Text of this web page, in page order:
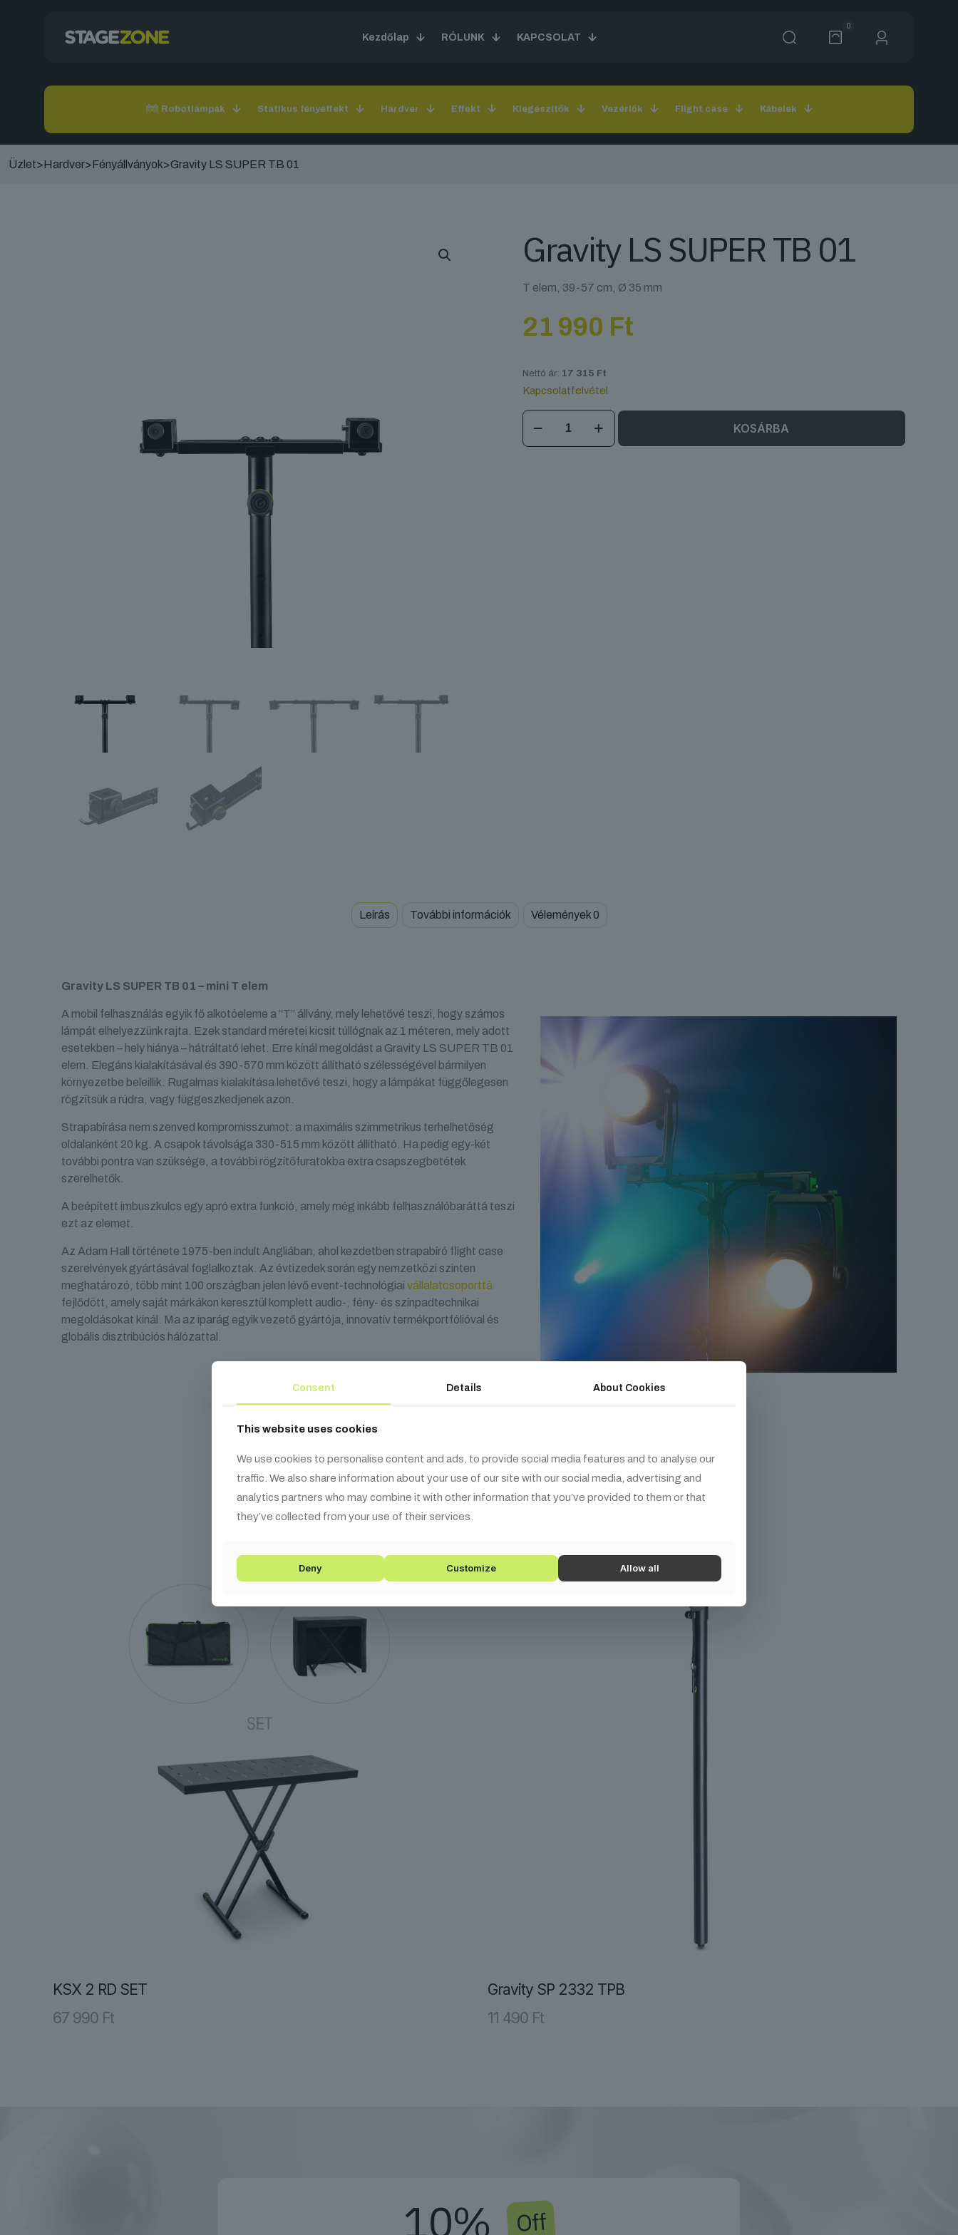
Kezdőlap RÓLUNK KAPCSOLAT
0
Robotlámpák Statikus fényeffekt Hardver Effekt Kiegészítők Vezérlők Flight case Kábelek
Üzlet>Hardver>Fényállványok>Gravity LS SUPER TB 01
Gravity LS SUPER TB 01
T elem, 39-57 cm, Ø 35 mm
21 990 Ft
Nettó ár: 17 315 Ft
Kapcsolatfelvétel
Gravity
KOSÁRBA
Leírás További információk Vélemények0
Gravity LS SUPER TB 01 – mini T elem
A mobil felhasználás egyik fő alkotóeleme a “T” állvány, mely lehetővé teszi, hogy számos
lámpát elhelyezzünk rajta. Ezek standard méretei kicsit túllógnak az 1 méteren, mely adott
esetekben – hely hiánya – hátráltató lehet. Erre kínál megoldást a Gravity LS SUPER TB 01
elem. Elegáns kialakításával és 390-570 mm között állítható szélességével bármilyen
környezetbe beleillik. Rugalmas kialakítása lehetővé teszi, hogy a lámpákat függőlegesen
rögzítsük a rúdra, vagy függeszkedjenek azon.
Strapabírása nem szenved kompromisszumot: a maximális szimmetrikus terhelhetőség
oldalanként 20 kg. A csapok távolsága 330-515 mm között állítható. Ha pedig egy-két
további pontra van szüksége, a további rögzítőfuratokba extra csapszegbetétek
szerelhetők.
A beépített imbuszkulcs egy apró extra funkció, amely még inkább felhasználóbaráttá teszi
ezt az elemet.
Az Adam Hall története 1975-ben indult Angliában, ahol kezdetben strapabíró flight case
szerelvények gyártásával foglalkoztak. Az évtizedek során egy nemzetközi szinten
meghatározó, több mint 100 országban jelen lévő event-technológiai vállalatcsoporttá
fejlődött, amely saját márkákon keresztül komplett audio-, fény- és színpadtechnikai
megoldásokat kínál. Ma az iparág egyik vezető gyártója, innovatív termékportfólióval és
globális disztribúciós hálózattal.
Kapcsolódótermékek
KSX 2 RD SET
67 990 Ft
Gravity SP 2332 TPB
11 490 Ft
10% Off
Consent Details About Cookies
This website uses cookies
We use cookies to personalise content and ads, to provide social media features and to analyse our
traffic. We also share information about your use of our site with our social media, advertising and
analytics partners who may combine it with other information that you’ve provided to them or that
they’ve collected from your use of their services.
Deny Customize Allow all